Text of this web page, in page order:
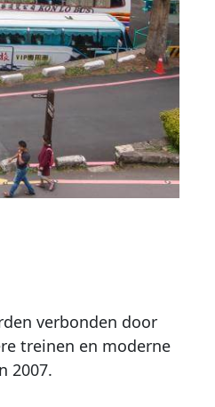
verbonden door
treinen en moderne
2007.